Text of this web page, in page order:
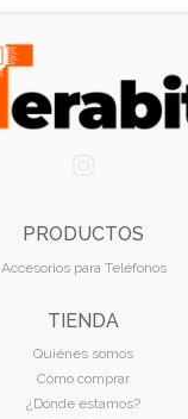
PRODUCTOS
Accesorios para Teléfonos
TIENDA
Quiénes somos
Cómo comprar
¿Dónde estamos?